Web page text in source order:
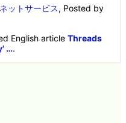
ネットサービス, Posted by
English articleThreads
….